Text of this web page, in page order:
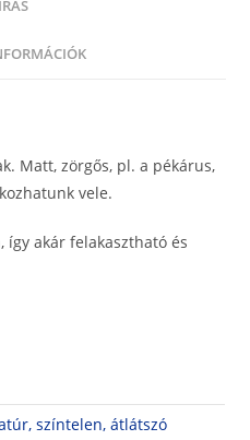
Matt, zörgős, pl. a pékárus,
vele.
így akár felakasztható és
színtelen, átlátszó